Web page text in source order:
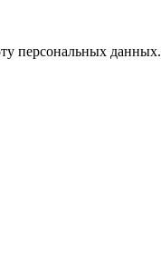
персональных данных.